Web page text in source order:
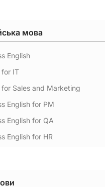
мова
English
for IT
for Sales and Marketing
English for PM
English for QA
English for HR